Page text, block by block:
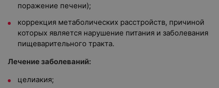
поражение печени);
коррекция метаболических расстройств, причиной
которых является нарушение питания и заболевания
пищеварительного тракта.
Лечение заболеваний:
целиакия;